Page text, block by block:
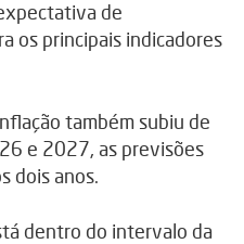
de
os principais indicadores
também subiu de
e 2027, as previsões
dois anos.
dentro do intervalo da